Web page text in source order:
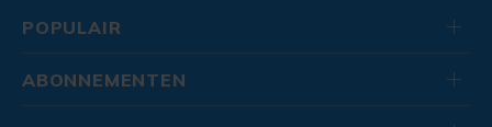
POPULAIR
ABONNEMENTEN